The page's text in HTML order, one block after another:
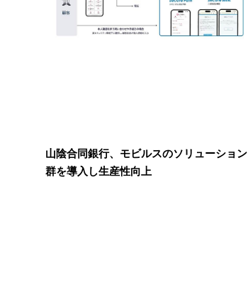
山陰合同銀行、モビルスのソリューション
群を導入し生産性向上